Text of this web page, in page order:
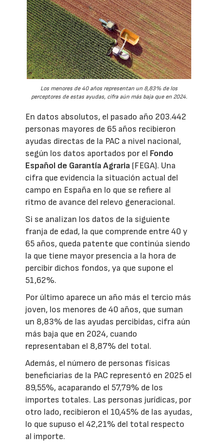
Los menores de 40 años representan un 8,83% de los
perceptores de estas ayudas, cifra aún más baja que en 2024.
En datos absolutos, el pasado año 203.442
personas mayores de 65 años recibieron
ayudas directas de la PAC a nivel nacional,
según los datos aportados por el Fondo
Español de Garantía Agraria (FEGA). Una
cifra que evidencia la situación actual del
campo en España en lo que se refiere al
ritmo de avance del relevo generacional.
Si se analizan los datos de la siguiente
franja de edad, la que comprende entre 40 y
65 años, queda patente que continúa siendo
la que tiene mayor presencia a la hora de
percibir dichos fondos, ya que supone el
51,62%.
Por último aparece un año más el tercio más
joven, los menores de 40 años, que suman
un 8,83% de las ayudas percibidas, cifra aún
más baja que en 2024, cuando
representaban el 8,87% del total.
Además, el número de personas físicas
beneficiarias de la PAC representó en 2025 el
89,55%, acaparando el 57,79% de los
importes totales. Las personas jurídicas, por
otro lado, recibieron el 10,45% de las ayudas,
lo que supuso el 42,21% del total respecto
al importe.